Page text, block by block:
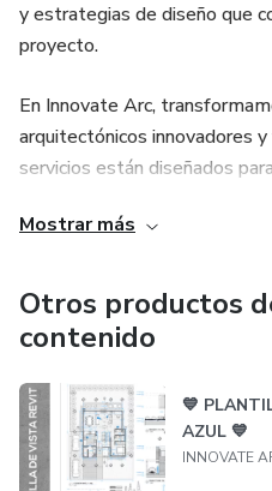
y estrategias de diseño que
proyecto.
En Innovate Arc,
arquitectónicos innovadores
servicios están diseñados
diseño y la presentación
Mostrar más
Otros productos
contenido
💙
AZUL 💙
INNOVATE